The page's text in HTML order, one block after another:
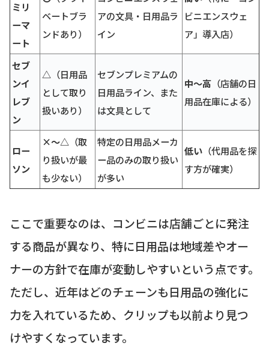
ミリ
ーマ
ート
ベートブラ
ンドあり）
アの文具・日用品ラ
イン
ビニエンスウェ
ア」導入店）
セブ
ンイ
レブ
ン
△ （日用品
として取り
扱いあり）
セブンプレミアムの
日用品ライン、また
は文具として
中〜高 （店舗の日
用品在庫による）
ロー
ソン
×～△ （取
り扱いが最
も少ない）
特定の日用品メーカ
ー品のみの取り扱い
が多い
低い （代用品を探
す方が確実）
ここで重要なのは、コンビニは店舗ごとに発注
する商品が異なり、特に日用品は地域差やオー
ナーの方針で在庫が変動しやすいという点です。
ただし、近年はどのチェーンも日用品の強化に
力を入れているため、クリップも以前より見つ
けやすくなっています。